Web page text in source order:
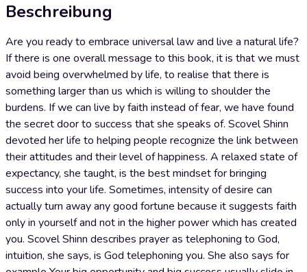
Beschreibung
Are you ready to embrace universal law and live a natural life?
If there is one overall message to this book, it is that we must
avoid being overwhelmed by life, to realise that there is
something larger than us which is willing to shoulder the
burdens. If we can live by faith instead of fear, we have found
the secret door to success that she speaks of. Scovel Shinn
devoted her life to helping people recognize the link between
their attitudes and their level of happiness. A relaxed state of
expectancy, she taught, is the best mindset for bringing
success into your life. Sometimes, intensity of desire can
actually turn away any good fortune because it suggests faith
only in yourself and not in the higher power which has created
you. Scovel Shinn describes prayer as telephoning to God,
intuition, she says, is God telephoning you. She also says for